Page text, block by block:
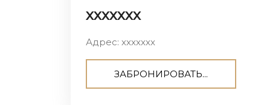
ххххххх
Адрес: ххххххх
ЗАБРОНИРОВАТЬ...